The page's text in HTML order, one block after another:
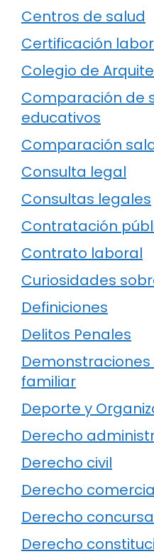
Centros de salud
Certificación
Colegio de
Comparación de
educativos
Comparación
Consulta legal
Consultas legales
Contratación
Contrato laboral
Curiosidades
Definiciones
Delitos Penales
familiar
Deporte y
Derecho
Derecho civil
Derecho
Derecho
Derecho